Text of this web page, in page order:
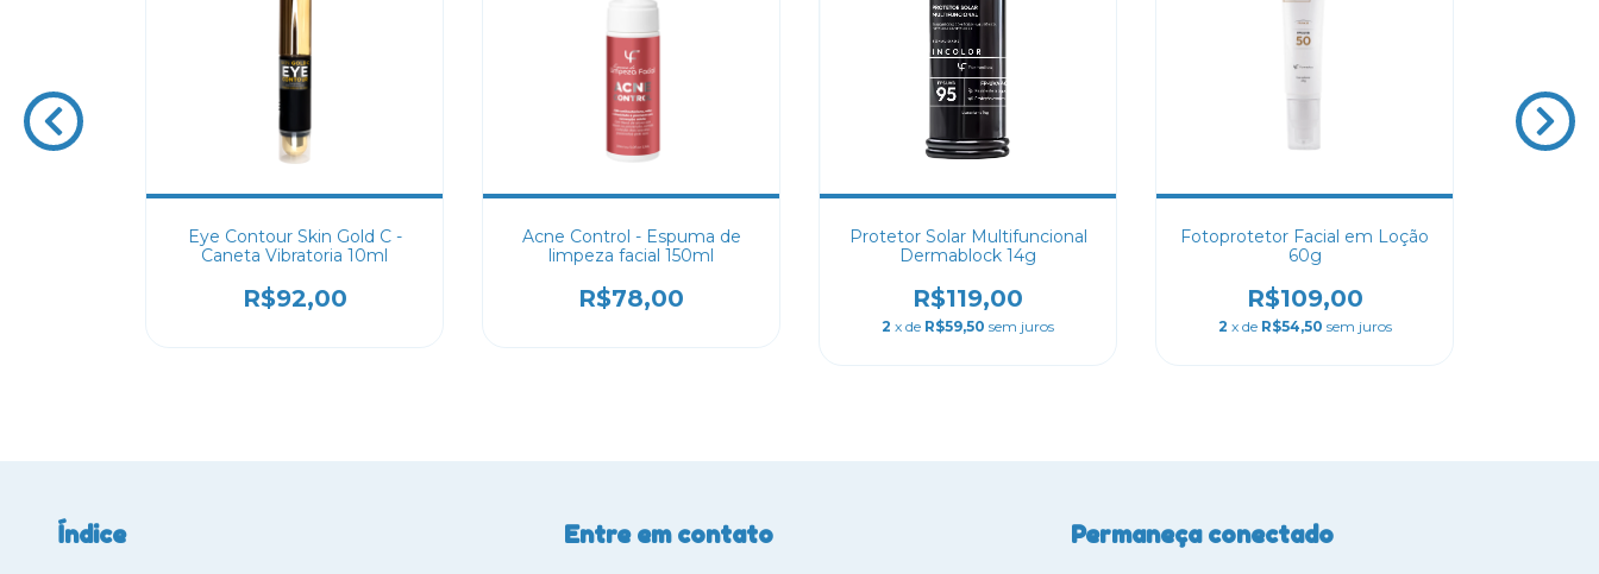
Eye Contour Skin Gold C -
Caneta Vibratoria 10ml
R$92,00
Acne Control - Espuma de
limpeza facial 150ml
R$78,00
Protetor Solar Multifuncional
Dermablock 14g
R$119,00
2 x de R$59,50 sem juros
Fotoprotetor Facial em Loção
60g
R$109,00
2 x de R$54,50 sem juros
Índice Entre em contato Permaneça conectado